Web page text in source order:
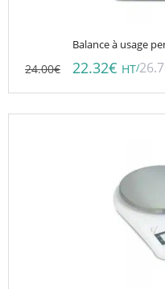
Balance à usage
24.00€ 22.32€ HT/